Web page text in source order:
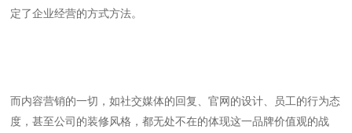
定了企业经营的方式方法。
而内容营销的一切，如社交媒体的回复、官网的设计、员工的行为态
度，甚至公司的装修风格，都无处不在的体现这一品牌价值观的战